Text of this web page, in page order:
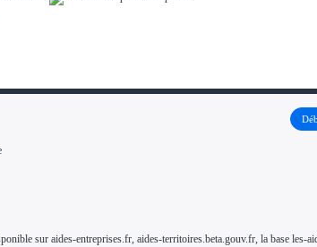
sur aides-entreprises.fr, aides-territoires.beta.gouv.fr, la base